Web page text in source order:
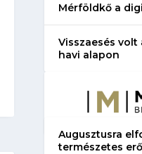
Mérföldkő a
Visszaesés
havi alapon
Augusztusra
természetes